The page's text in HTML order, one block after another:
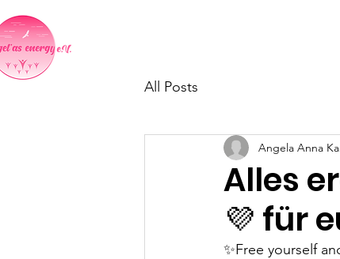
All Posts
Alles
💜 für
Angela Anna
✨️Free yourself